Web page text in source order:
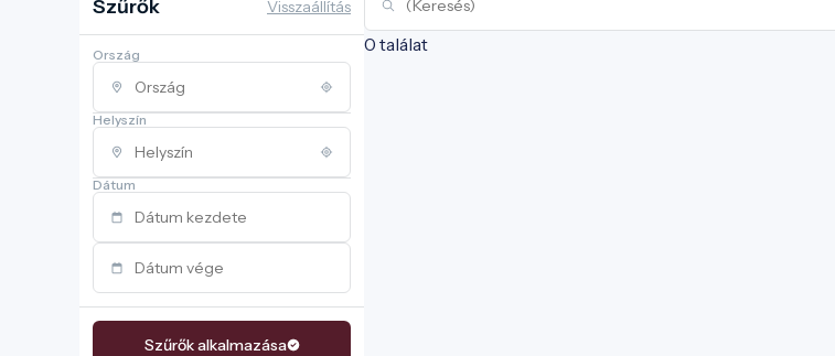
Szűrők Visszaállítás
Ország
Helyszín
Dátum
Szűrők alkalmazása
0 találat